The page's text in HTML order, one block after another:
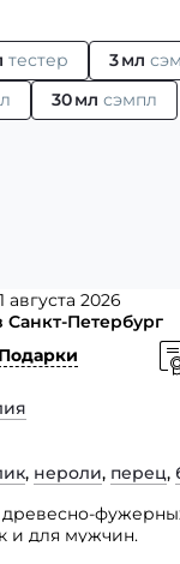
тестер 3 мл
30 мл сэмпл
августа 2026
Санкт-Петербург
Подарки
, нероли, перец,
древесно-
и для мужчин.